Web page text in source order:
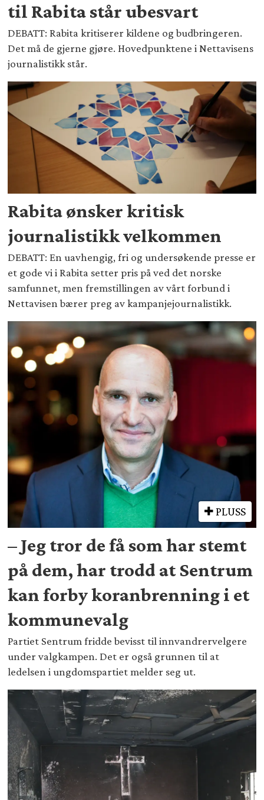
til Rabita står ubesvart
DEBATT: Rabita kritiserer kildene og budbringeren.
Det må de gjerne gjøre. Hovedpunktene i Nettavisens
journalistikk står.
Rabita ønsker kritisk
journalistikk velkommen
DEBATT: En uavhengig, fri og undersøkende presse er
et gode vi i Rabita setter pris på ved det norske
samfunnet, men fremstillingen av vårt forbund i
Nettavisen bærer preg av kampanjejournalistikk.
PLUSS
– Jeg tror de få som har stemt
på dem, har trodd at Sentrum
kan forby koranbrenning i et
kommunevalg
Partiet Sentrum fridde bevisst til innvandrervelgere
under valgkampen. Det er også grunnen til at
ledelsen i ungdomspartiet melder seg ut.